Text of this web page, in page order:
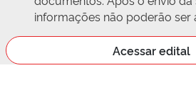
informações não poderão ser
Acessar edital